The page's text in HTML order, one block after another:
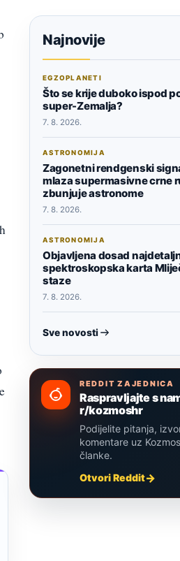
Najnovije
EGZOPLANETI
Što se krije duboko ispod
super-Zemalja?
7. 8. 2026.
ASTRONOMIJA
Zagonetni rendgenski
mlaza supermasivne crne
zbunjuje astronome
7. 8. 2026.
ASTRONOMIJA
Objavljena dosad
spektroskopska karta
staze
7. 8. 2026.
Sve novosti
REDDIT ZAJEDNICA
Raspravljajte s
r/kozmoshr
Podijelite pitanja,
komentare uz
članke.
Otvori Reddit